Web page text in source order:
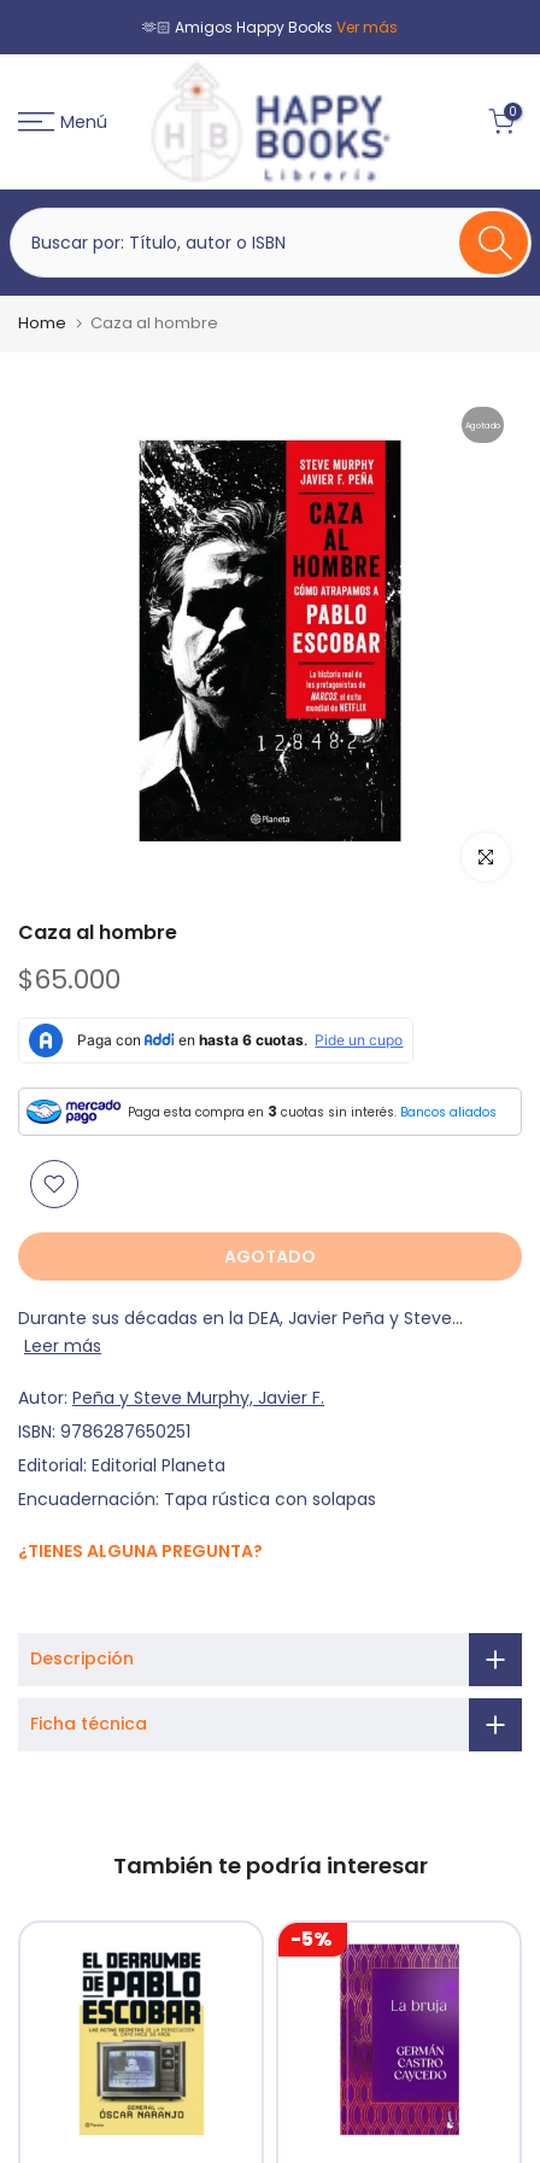
🫶🏻 Amigos Happy Books Ver más
Menú 0
Home Caza al hombre
Agotado
Caza al hombre
$65.000
Paga esta compra en 3 cuotas sin interés. Bancos aliados
AGOTADO
Durante sus décadas en la DEA, Javier Peña y Steve...
Leer más
Autor: Peña y Steve Murphy, Javier F.
ISBN: 9786287650251
Editorial: Editorial Planeta
Encuadernación: Tapa rústica con solapas
¿TIENES ALGUNA PREGUNTA?
Descripción
Ficha técnica
También te podría interesar
-5%